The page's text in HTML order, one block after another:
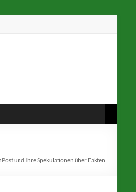
und Ihre Spekulationen über Fakten